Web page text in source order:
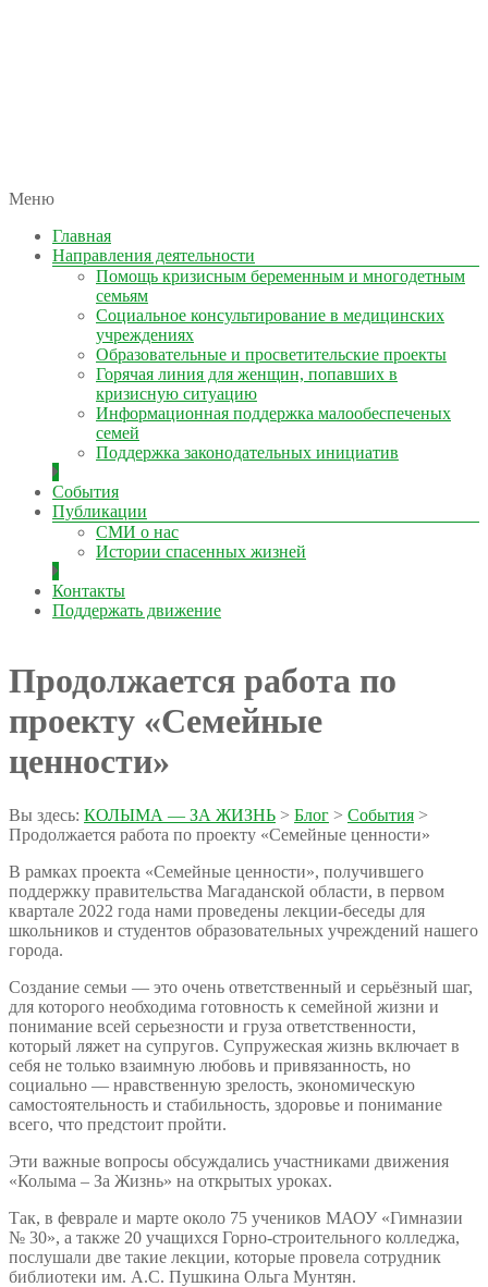
КОЛЫМА — ЗА ЖИЗНЬ
автономная некоммерческая организация
Меню
Главная
Направления деятельности
Помощь кризисным беременным и многодетным
семьям
Социальное консультирование в медицинских
учреждениях
Образовательные и просветительские проекты
Горячая линия для женщин, попавших в
кризисную ситуацию
Информационная поддержка малообеспеченых
семей
Поддержка законодательных инициатив
События
Публикации
СМИ о нас
Истории спасенных жизней
Контакты
Поддержать движение
Продолжается работа по
проекту «Семейные
ценности»
Вы здесь: КОЛЫМА — ЗА ЖИЗНЬ > Блог > События >
Продолжается работа по проекту «Семейные ценности»
В рамках проекта «Семейные ценности», получившего
поддержку правительства Магаданской области, в первом
квартале 2022 года нами проведены лекции-беседы для
школьников и студентов образовательных учреждений нашего
города.
Создание семьи — это очень ответственный и серьёзный шаг,
для которого необходима готовность к семейной жизни и
понимание всей серьезности и груза ответственности,
который ляжет на супругов. Супружеская жизнь включает в
себя не только взаимную любовь и привязанность, но
социально — нравственную зрелость, экономическую
самостоятельность и стабильность, здоровье и понимание
всего, что предстоит пройти.
Эти важные вопросы обсуждались участниками движения
«Колыма – За Жизнь» на открытых уроках.
Так, в феврале и марте около 75 учеников МАОУ «Гимназии
№ 30», а также 20 учащихся Горно-строительного колледжа,
послушали две такие лекции, которые провела сотрудник
библиотеки им. А.С. Пушкина Ольга Мунтян.